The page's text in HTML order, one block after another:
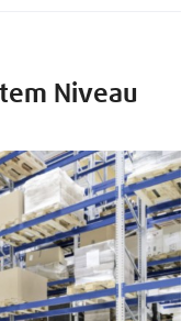
Niveau